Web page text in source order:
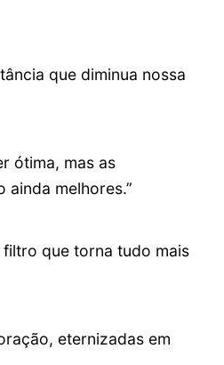
que diminua nossa
ótima, mas as
ainda melhores.”
filtro que torna tudo mais
eternizadas em